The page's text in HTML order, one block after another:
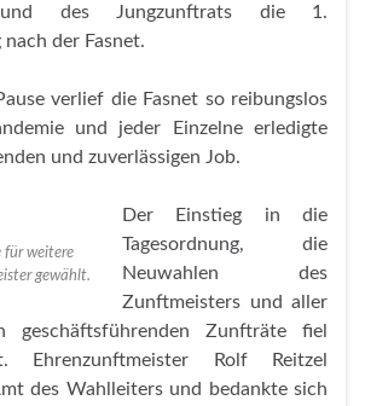
und des Jungzunftrats die 1.
der Fasnet.
verlief die Fasnet so reibungslos
und jeder Einzelne erledigte
und zuverlässigen Job.
für weitere
gewählt.
Der Einstieg in die
Tagesordnung, die
Neuwahlen des
Zunftmeisters und aller
geschäftsführenden Zunfträte fiel
Ehrenzunftmeister Rolf Reitzel
des Wahlleiters und bedankte sich